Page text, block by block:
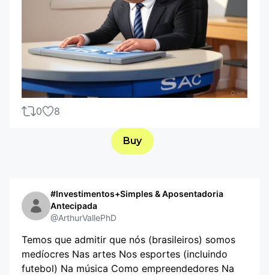
0 8
Buy
#Investimentos+Simples & Aposentadoria
Antecipada
@ArthurVallePhD
Temos que admitir que nós (brasileiros) somos
medíocres Nas artes Nos esportes (incluindo
futebol) Na música Como empreendedores Na